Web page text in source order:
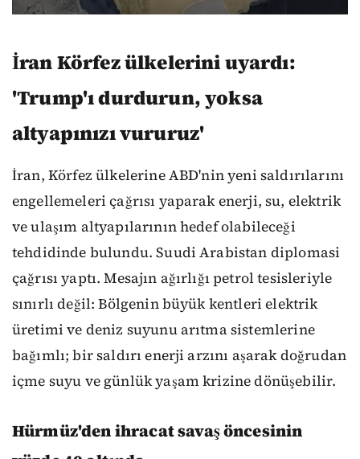
İran Körfez ülkelerini uyardı:
'Trump'ı durdurun, yoksa
altyapınızı vururuz'
İran, Körfez ülkelerine ABD'nin yeni saldırılarını
engellemeleri çağrısı yaparak enerji, su, elektrik
ve ulaşım altyapılarının hedef olabileceği
tehdidinde bulundu. Suudi Arabistan diplomasi
çağrısı yaptı. Mesajın ağırlığı petrol tesisleriyle
sınırlı değil: Bölgenin büyük kentleri elektrik
üretimi ve deniz suyunu arıtma sistemlerine
bağımlı; bir saldırı enerji arzını aşarak doğrudan
içme suyu ve günlük yaşam krizine dönüşebilir.
Hürmüz'den ihracat savaş öncesinin